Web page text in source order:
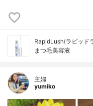
RapidLush(ラピッド
まつ毛美容液
主婦
yumiko